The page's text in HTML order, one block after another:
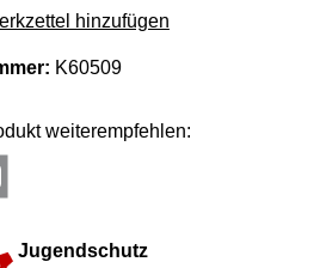
hinzufügen
K60509
weiterempfehlen:
Jugendschutz